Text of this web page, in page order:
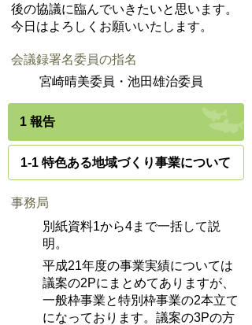
後の協議に臨んでいきたいと思います。
今日はよろしくお願いいたします。
会議録署名委員の指名
宮崎晴美委員・池田雄治委員
1 報告
1-1 特色ある地域づくり事業について
事務局
別紙資料1から4まで一括して説
明。
平成21年度の事業実績については
議案の2Pにまとめてありますが、
一般枠事業と特別枠事業の2本立て
になっております。議案の3Pの方